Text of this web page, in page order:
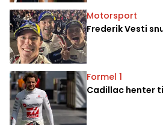
Motorsport
Frederik Vesti
Formel 1
Cadillac henter